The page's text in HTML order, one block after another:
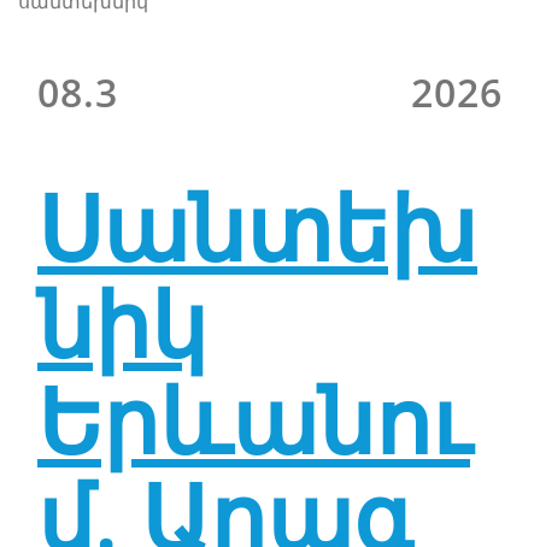
08.3 2026
Սանտեխ
նիկ
Երևանու
մ. Արագ